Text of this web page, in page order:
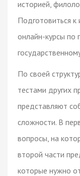
историей,
Подготовиться
онлайн-курсы по
По своей
тестами других
представляют
сложности. В
вопросы, на
второй части
которые нужно